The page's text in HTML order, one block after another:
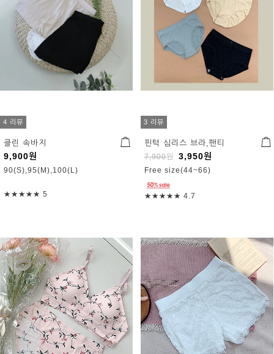
4 리뷰
클린 속바지
9,900원
90(S),95(M),100(L)
★★★★★ 5
3 리뷰
핀턱 심리스 브라,팬티
7,900원 3,950원
Free size(44~66)
★★★★★ 4.7